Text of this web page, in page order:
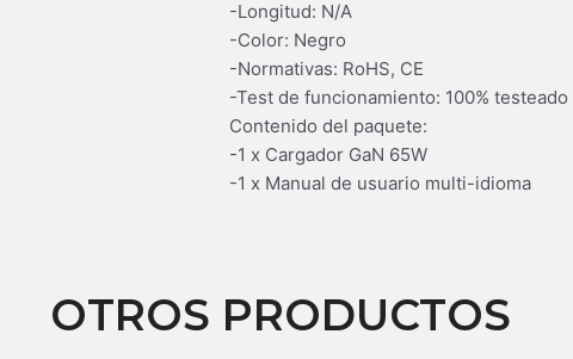
-Longitud: N/A
-Color: Negro
-Normativas: RoHS, CE
-Test de funcionamiento: 100% testeado
Contenido del paquete:
-1 x Cargador GaN 65W
-1 x Manual de usuario multi-idioma
OTROS PRODUCTOS